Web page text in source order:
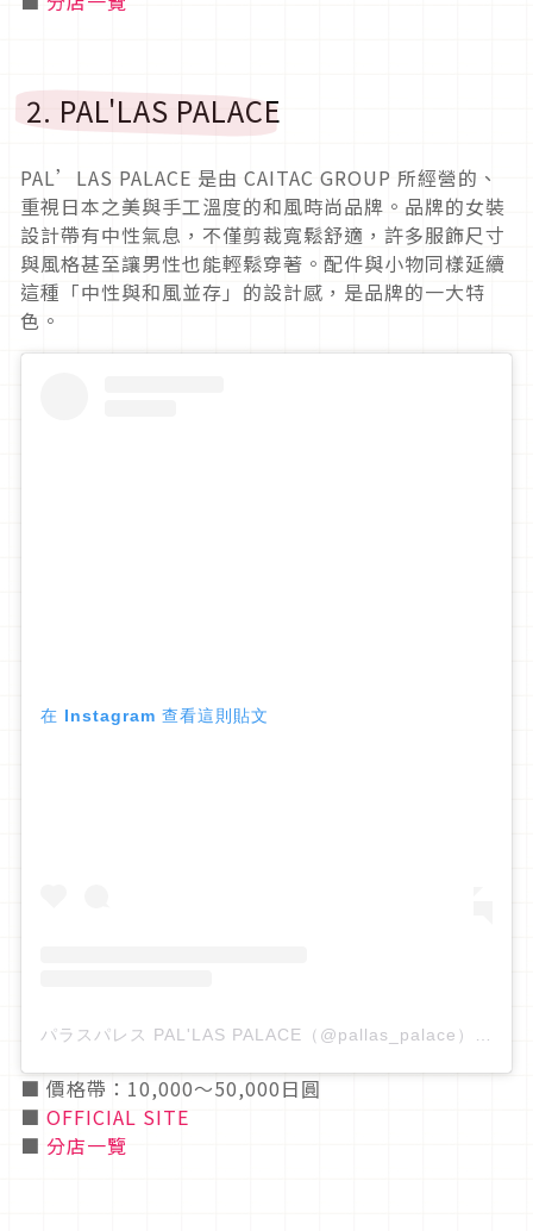
2. PAL'LAS PALACE
PAL’LAS PALACE 是由 CAITAC GROUP 所經營的、
重視日本之美與手工溫度的和風時尚品牌。品牌的女裝
設計帶有中性氣息，不僅剪裁寬鬆舒適，許多服飾尺寸
與風格甚至讓男性也能輕鬆穿著。配件與小物同樣延續
這種「中性與和風並存」的設計感，是品牌的一大特
色。
在 Instagram 查看這則貼文
■ 價格帶：10,000〜50,000日圓
■ OFFICIAL SITE
■ 分店一覽